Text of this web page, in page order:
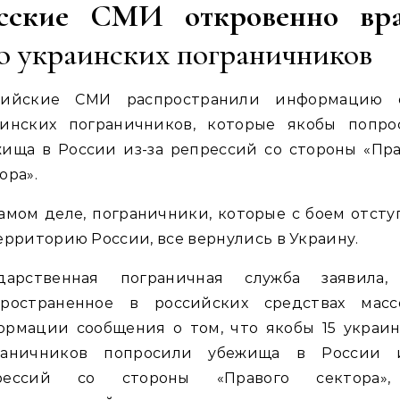
СМИ откровенно
украинских пограничников
СМИ распространили информацию
пограничников, которые якобы
в России из-за репрессий со стороны
деле, пограничники, которые с боем
России, все вернулись в Украину.
пограничная служба
в российских средствах
сообщения о том, что якобы 15
попросили убежища в России
со стороны «Правого